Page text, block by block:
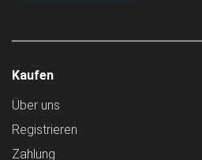
Kaufen
Über uns
Registrieren
Zahlung